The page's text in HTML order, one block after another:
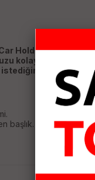
Holder Araç İçi
kolayca takıp
mesafeye